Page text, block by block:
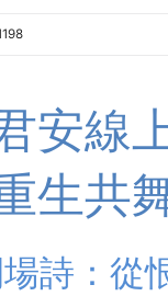
安線
生共
詩：從